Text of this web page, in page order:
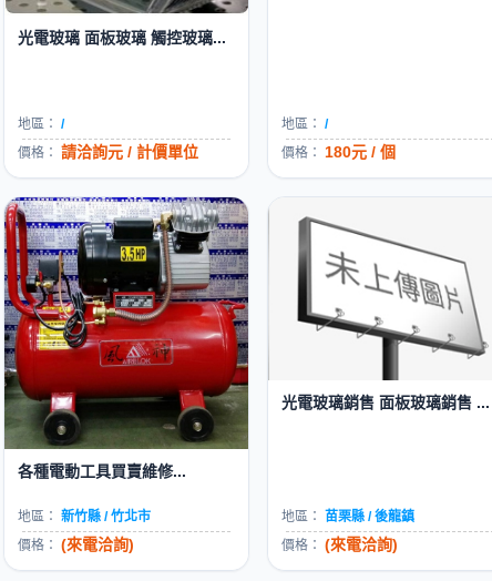
光電玻璃 面板玻璃 觸控玻璃...
地區： /
價格： 請洽詢元 / 計價單位
地區： /
價格： 180元 / 個
各種電動工具買賣維修...
地區： 新竹縣 / 竹北市
價格： (來電洽詢)
光電玻璃銷售 面板玻璃銷售 ...
地區：
苗栗縣 / 後龍鎮
價格： (來電洽詢)